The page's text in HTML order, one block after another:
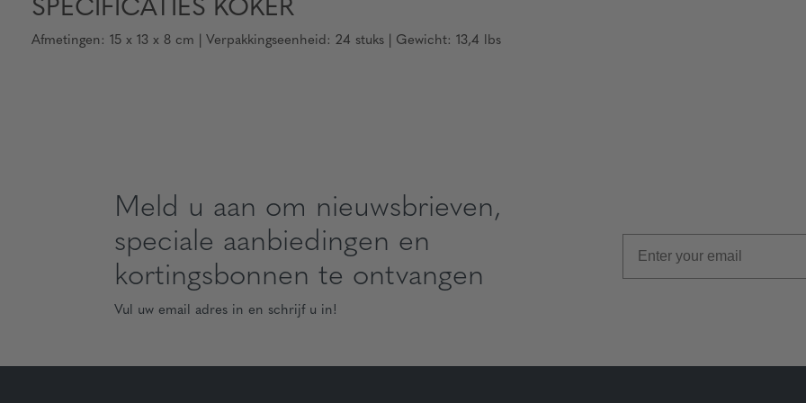
SPECIFICATIES KOKER
Afmetingen: 15 x 13 x 8 cm | Verpakkingseenheid: 24 stuks | Gewicht: 13,4 lbs
Meld u aan om nieuwsbrieven,
speciale aanbiedingen en
kortingsbonnen te ontvangen
Vul uw email adres in en schrijf u in!